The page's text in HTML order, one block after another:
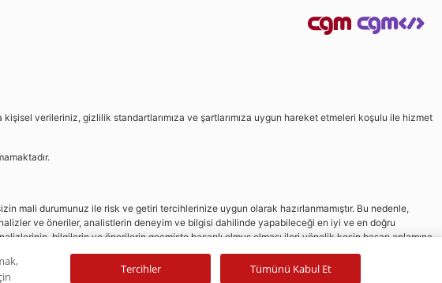
verileriniz, gizlilik standartlarımıza ve şartlarımıza uygun hareket etmeleri koşulu ile hizmet
mali durumunuz ile risk ve getiri tercihlerinize uygun olarak hazırlanmamıştır. Bu nedenle,
ve öneriler, analistlerin deneyim ve bilgisi dahilinde yapabileceği en iyi ve en doğru
bilgilerin ve önerilerin geçmişte başarılı olmuş olması ileri yönelik kesin başarı anlamına
Tercihler Tümünü Kabul Et